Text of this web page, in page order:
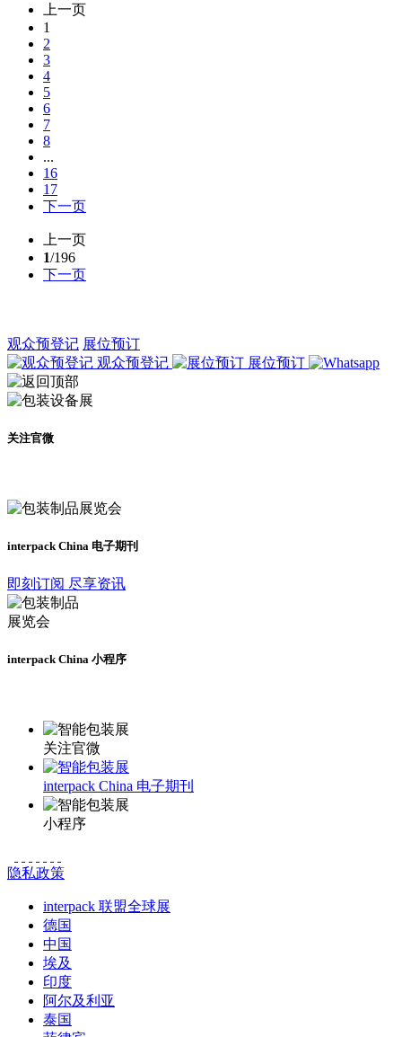
上一页
1
2
3
4
5
6
7
8
...
16
17
下一页
上一页
1/196
下一页
观众预登记 展位预订
观众预登记
展位预订
关注官微
interpack China 电子期刊
即刻订阅 尽享资讯
interpack China 小程序
关注官微
interpack China 电子期刊
小程序
隐私政策
interpack 联盟全球展
德国
中国
埃及
印度
阿尔及利亚
泰国